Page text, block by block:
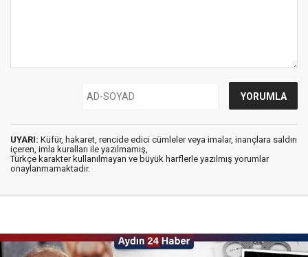
UYARI: Küfür, hakaret, rencide edici cümleler veya imalar, inançlara saldırı
içeren, imla kuralları ile yazılmamış,
Türkçe karakter kullanılmayan ve büyük harflerle yazılmış yorumlar
onaylanmamaktadır.